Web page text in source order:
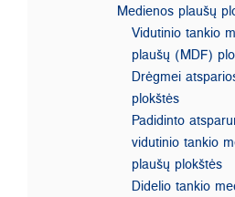
Medienos plaušų
Vidutinio tankio
plaušų (MDF)
Drėgmei
plokštės
Padidinto
vidutinio tankio
plaušų plokštės
Didelio tankio